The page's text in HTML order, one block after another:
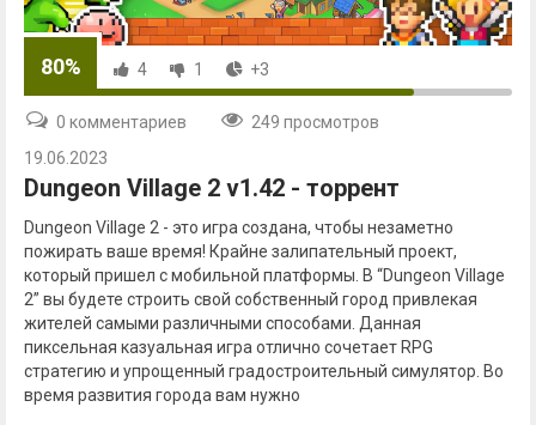
80% 4 1 +3
0 комментариев
249 просмотров
19.06.2023
Dungeon Village 2 v1.42 - торрент
Dungeon Village 2 - это игра создана, чтобы незаметно
пожирать ваше время! Крайне залипательный проект,
который пришел с мобильной платформы. В “Dungeon Village
2” вы будете строить свой собственный город привлекая
жителей самыми различными способами. Данная
пиксельная казуальная игра отлично сочетает RPG
стратегию и упрощенный градостроительный симулятор. Во
время развития города вам нужно